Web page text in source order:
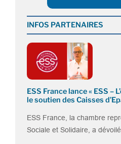
INFOS PARTENAIRES
ESS France lance « ESS –
le soutien des Caisses
ESS France, la chambre
Sociale et Solidaire, a